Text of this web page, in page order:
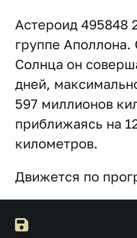
Астероид 495848
группе Аполлона.
Солнца он
дней,
597 миллионов
приближаясь на
километров.
Движется по